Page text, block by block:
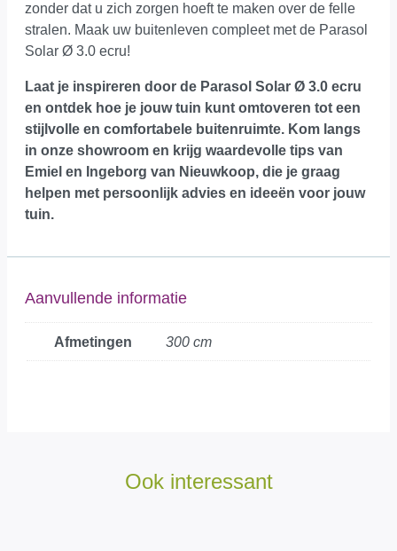
zonder dat u zich zorgen hoeft te maken over de felle
stralen. Maak uw buitenleven compleet met de Parasol
Solar Ø 3.0 ecru!
Laat je inspireren door de Parasol Solar Ø 3.0 ecru
en ontdek hoe je jouw tuin kunt omtoveren tot een
stijlvolle en comfortabele buitenruimte. Kom langs
in onze showroom en krijg waardevolle tips van
Emiel en Ingeborg van Nieuwkoop, die je graag
helpen met persoonlijk advies en ideeën voor jouw
tuin.
Aanvullende informatie
Afmetingen 300 cm
Ook interessant